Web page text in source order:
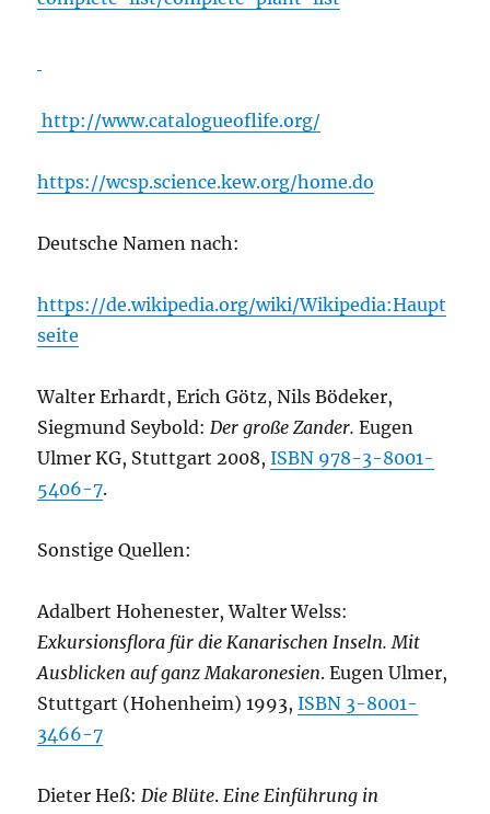
http://www.catalogueoflife.org/
https://wcsp.science.kew.org/home.do
Deutsche Namen nach:
https://de.wikipedia.org/wiki/Wikipedia:Haupt
seite
Walter Erhardt, Erich Götz, Nils Bödeker,
Siegmund Seybold:Der große Zander. Eugen
Ulmer KG, Stuttgart 2008,ISBN 978-3-8001-
5406-7.
Sonstige Quellen:
Adalbert Hohenester, Walter Welss:
Exkursionsflora für die Kanarischen Inseln. Mit
Ausblicken auf ganz Makaronesien. Eugen Ulmer,
Stuttgart (Hohenheim) 1993,ISBN 3-8001-
3466-7
Dieter Heß:Die Blüte. Eine Einführung in